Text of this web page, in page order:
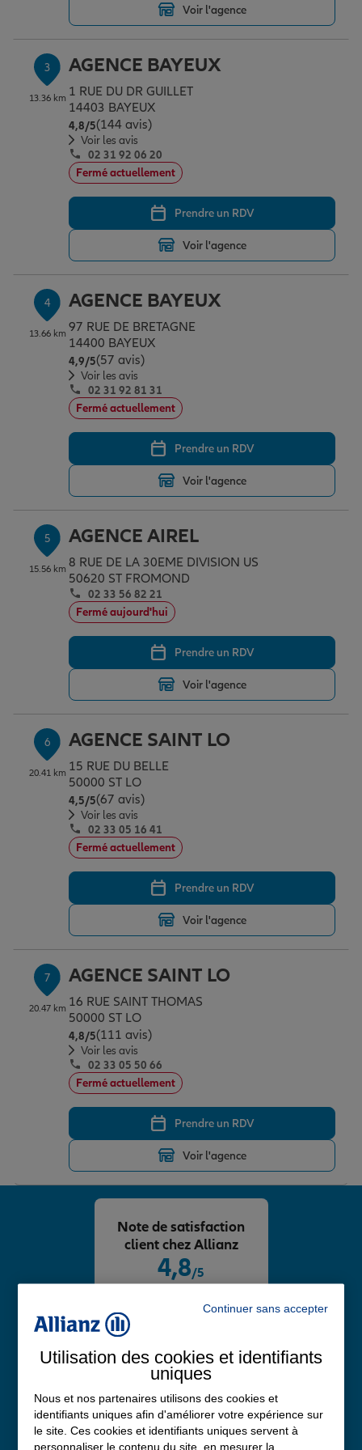
Garantie des accidents de la vie
Assurance scolaire
Protection juridique
Retraite
Tous nos devis d'assurance
Voir l'agence
3
13.36 km
AGENCE BAYEUX
1 RUE DU DR GUILLET
14403 BAYEUX
4,8/5Note de 4.8 sur 5
(144 avis)
Voir les avis
02 31 92 06 20
Fermé actuellement
Prendre un RDV
Voir l'agence
4
13.66 km
AGENCE BAYEUX
97 RUE DE BRETAGNE
14400 BAYEUX
4,9/5Note de 4.9 sur 5
(57 avis)
Voir les avis
02 31 92 81 31
Fermé actuellement
Prendre un RDV
Voir l'agence
5
15.56 km
AGENCE AIREL
8 RUE DE LA 30EME DIVISION US
50620 ST FROMOND
02 33 56 82 21
Fermé aujourd'hui
Prendre un RDV
Voir l'agence
6
20.41 km
AGENCE SAINT LO
15 RUE DU BELLE
50000 ST LO
4,5/5Note de 4.5 sur 5
(67 avis)
Voir les avis
02 33 05 16 41
Fermé actuellement
Prendre un RDV
Voir l'agence
7
20.47 km
AGENCE SAINT LO
16 RUE SAINT THOMAS
50000 ST LO
4,8/5Note de 4.8 sur 5
(111 avis)
Voir les avis
02 33 05 50 66
Fermé actuellement
Prendre un RDV
Voir l'agence
4,8/5
Note de 4.8 sur 5
Avis Google
Note de satisfaction
client chez Allianz
Continuer sans accepter
Utilisation des cookies et identifiants
uniques
Nous et nos partenaires utilisons des cookies et
identifiants uniques afin d'améliorer votre expérience sur
le site. Ces cookies et identifiants uniques servent à
personnaliser le contenu du site, en mesurer la